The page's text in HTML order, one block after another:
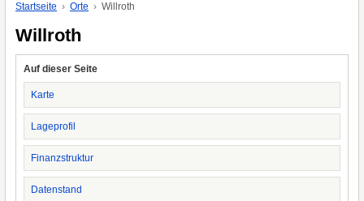
Startseite Orte Willroth
Willroth
Auf dieser Seite
Karte
Lageprofil
Finanzstruktur
Datenstand